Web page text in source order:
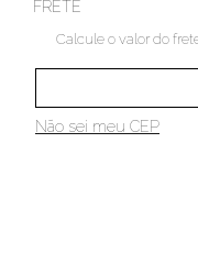
FRETE
Calcule o valor do
Não sei meu CEP